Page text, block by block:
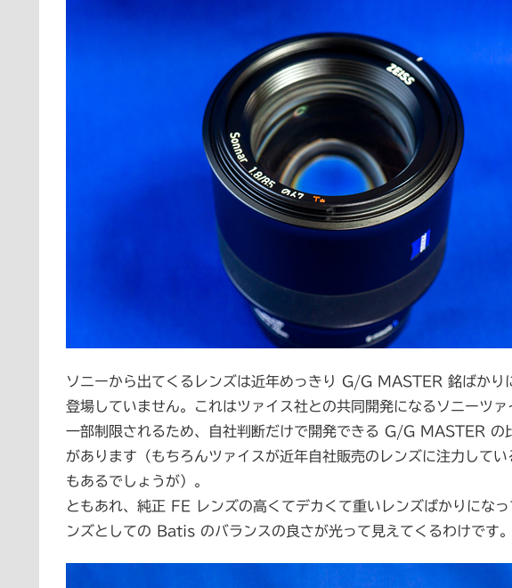
ソニーから出てくるレンズは近年めっきり G/G MASTER 銘ばかり
登場していません。これはツァイス社との共同開発になるソニーツ
一部制限されるため、自社判断だけで開発できる G/G MASTER の
があります（もちろんツァイスが近年自社販売のレンズに注力して
もあるでしょうが）。
ともあれ、純正 FE レンズの高くてデカくて重いレンズばかりにな
ンズとしての Batis のバランスの良さが光って見えてくるわけです。